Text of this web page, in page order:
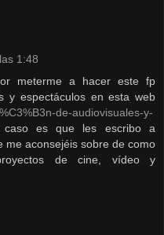
1:48
meterme a hacer este fp
y espectáculos en esta web
de-audiovisuales-y-
es que les escribo a
me aconsejéis sobre de como
de cine, vídeo y